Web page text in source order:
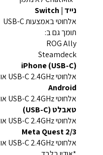
נייד | Switch
אלחוטי באמצעות USB-C
תומך גם ב:
ROG Ally
Steamdeck
iPhone (USB-C)
אלחוטי USB-C 2.4GHz או BT
Android
אלחוטי USB-C 2.4GHz או BT
טאבלט (USB-C)
אלחוטי USB-C 2.4GHz או BT
Meta Quest 2/3
אלחוטי USB-C 2.4GHz או BT